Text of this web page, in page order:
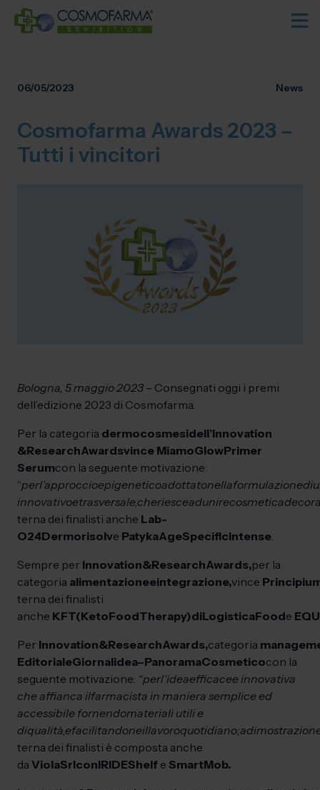
06/05/2023 News
Cosmofarma Awards 2023 –
Tutti i vincitori
Bologna, 5 maggio 2023 – Consegnati oggi i premi
dell’edizione 2023 di Cosmofarma.
Per la categoria dermocosmesidell’Innovation
&ResearchAwardsvince MiamoGlowPrimer
Serumcon la seguente motivazione:
“perl’approccioepigeneticoadottatonellaformulazionedi
innovativoetrasversale,cheriesceadunirecosmetica
terna dei finalisti anche Lab-
O24Dermorisolve PatykaAgeSpecificIntense
Sempre per Innovation&ResearchAwards,per la
categoria alimentazioneeintegrazione,vince
terna dei finalisti
anche KFT(KetoFoodTherapy)diLogisticaFoode
Per Innovation&ResearchAwards,categoria
EditorialeGiornalidea–PanoramaCosmeticocon la
seguente motivazione: “perl’ideaefficacee innovativa
che affianca ilfarmacista in maniera semplice ed
accessibile fornendomateriali utili e
diqualità, efacilitandoneillavoroquotidiano;a
terna dei finalisti è composta anche
da ViolaSrlconIRIDEShelf e SmartMob.